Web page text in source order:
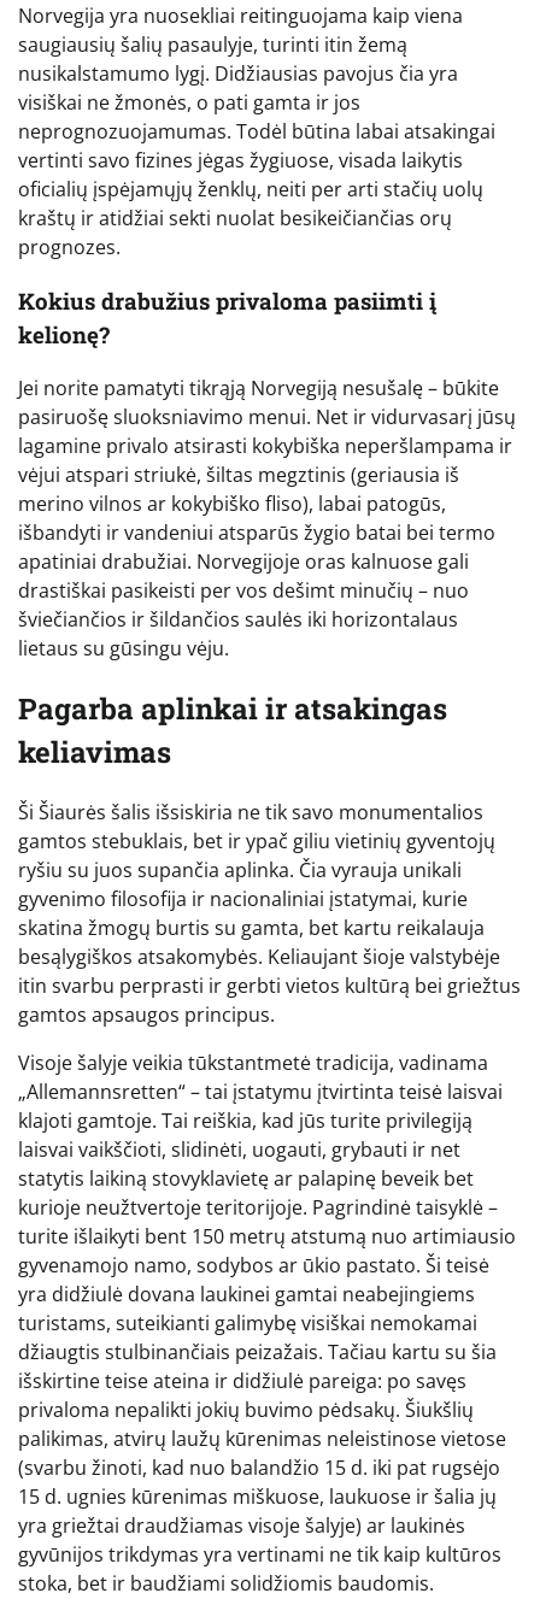
Norvegija yra nuosekliai reitinguojama kaip viena
saugiausių šalių pasaulyje, turinti itin žemą
nusikalstamumo lygį. Didžiausias pavojus čia yra
visiškai ne žmonės, o pati gamta ir jos
neprognozuojamumas. Todėl būtina labai atsakingai
vertinti savo fizines jėgas žygiuose, visada laikytis
oficialių įspėjamųjų ženklų, neiti per arti stačių uolų
kraštų ir atidžiai sekti nuolat besikeičiančias orų
prognozes.
Kokius drabužius privaloma pasiimti į
kelionę?
Jei norite pamatyti tikrąją Norvegiją nesušalę – būkite
pasiruošę sluoksniavimo menui. Net ir vidurvasarį jūsų
lagamine privalo atsirasti kokybiška neperšlampama ir
vėjui atspari striukė, šiltas megztinis (geriausia iš
merino vilnos ar kokybiško fliso), labai patogūs,
išbandyti ir vandeniui atsparūs žygio batai bei termo
apatiniai drabužiai. Norvegijoje oras kalnuose gali
drastiškai pasikeisti per vos dešimt minučių – nuo
šviečiančios ir šildančios saulės iki horizontalaus
lietaus su gūsingu vėju.
Pagarba aplinkai ir atsakingas
keliavimas
Ši Šiaurės šalis išsiskiria ne tik savo monumentalios
gamtos stebuklais, bet ir ypač giliu vietinių gyventojų
ryšiu su juos supančia aplinka. Čia vyrauja unikali
gyvenimo filosofija ir nacionaliniai įstatymai, kurie
skatina žmogų burtis su gamta, bet kartu reikalauja
besąlygiškos atsakomybės. Keliaujant šioje valstybėje
itin svarbu perprasti ir gerbti vietos kultūrą bei griežtus
gamtos apsaugos principus.
Visoje šalyje veikia tūkstantmetė tradicija, vadinama
„Allemannsretten“ – tai įstatymu įtvirtinta teisė laisvai
klajoti gamtoje. Tai reiškia, kad jūs turite privilegiją
laisvai vaikščioti, slidinėti, uogauti, grybauti ir net
statytis laikiną stovyklavietę ar palapinę beveik bet
kurioje neužtvertoje teritorijoje. Pagrindinė taisyklė –
turite išlaikyti bent 150 metrų atstumą nuo artimiausio
gyvenamojo namo, sodybos ar ūkio pastato. Ši teisė
yra didžiulė dovana laukinei gamtai neabejingiems
turistams, suteikianti galimybę visiškai nemokamai
džiaugtis stulbinančiais peizažais. Tačiau kartu su šia
išskirtine teise ateina ir didžiulė pareiga: po savęs
privaloma nepalikti jokių buvimo pėdsakų. Šiukšlių
palikimas, atvirų laužų kūrenimas neleistinose vietose
(svarbu žinoti, kad nuo balandžio 15 d. iki pat rugsėjo
15 d. ugnies kūrenimas miškuose, laukuose ir šalia jų
yra griežtai draudžiamas visoje šalyje) ar laukinės
gyvūnijos trikdymas yra vertinami ne tik kaip kultūros
stoka, bet ir baudžiami solidžiomis baudomis.